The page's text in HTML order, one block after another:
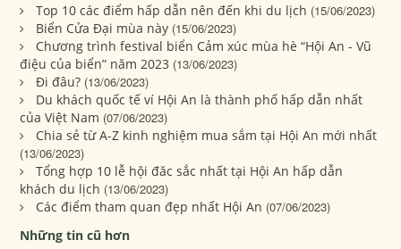
Top 10 các điểm hấp dẫn nên đến khi du lịch (15/06/2023)
Biển Cửa Đại mùa này (15/06/2023)
Chương trình festival biển Cảm xúc mùa hè “Hội An - Vũ
điệu của biển” năm 2023 (13/06/2023)
Đi đâu? (13/06/2023)
Du khách quốc tế ví Hội An là thành phố hấp dẫn nhất
của Việt Nam (07/06/2023)
Chia sẻ từ A-Z kinh nghiệm mua sắm tại Hội An mới nhất
(13/06/2023)
Tổng hợp 10 lễ hội đăc sắc nhất tại Hội An hấp dẫn
khách du lịch (13/06/2023)
Các điểm tham quan đẹp nhất Hội An (07/06/2023)
Những tin cũ hơn